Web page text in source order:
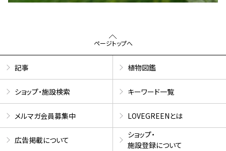
ページトップへ
記事 植物図鑑
ショップ・施設検索 キーワード一覧
メルマガ会員募集中 LOVEGREENとは
広告掲載について
ショップ・
施設登録について